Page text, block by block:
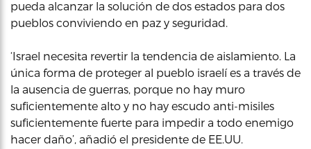
pueda alcanzar la solución de dos estados para dos
pueblos conviviendo en paz y seguridad.
‘Israel necesita revertir la tendencia de aislamiento. La
única forma de proteger al pueblo israelí es a través de
la ausencia de guerras, porque no hay muro
suficientemente alto y no hay escudo anti-misiles
suficientemente fuerte para impedir a todo enemigo
hacer daño’, añadió el presidente de EE.UU.